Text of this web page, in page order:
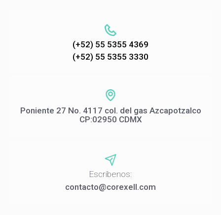
(+52) 55 5355 4369
(+52) 55 5355 3330
Poniente 27 No. 4117 col. del gas Azcapotzalco
CP:02950 CDMX
Escríbenos:
contacto@corexell.com